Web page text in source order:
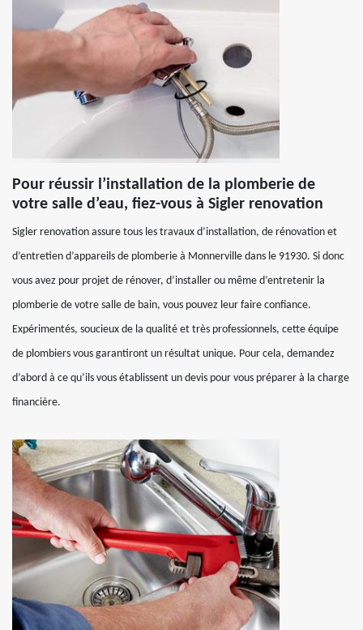
Pour réussir l’installation de la plomberie de
votre salle d’eau, fiez-vous à Sigler renovation
Sigler renovation assure tous les travaux d’installation, de rénovation et
d’entretien d’appareils de plomberie à Monnerville dans le 91930. Si donc
vous avez pour projet de rénover, d’installer ou même d’entretenir la
plomberie de votre salle de bain, vous pouvez leur faire confiance.
Expérimentés, soucieux de la qualité et très professionnels, cette équipe
de plombiers vous garantiront un résultat unique. Pour cela, demandez
d’abord à ce qu’ils vous établissent un devis pour vous préparer à la charge
financière.